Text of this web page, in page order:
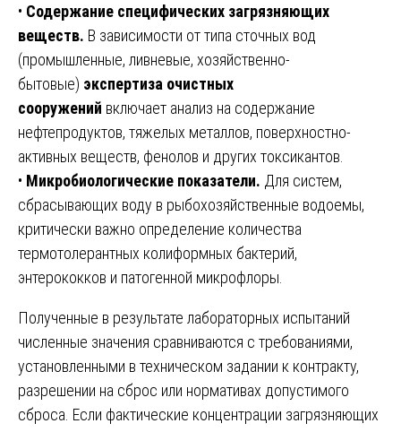
• Содержание специфических загрязняющих
веществ. В зависимости от типа сточных вод
(промышленные, ливневые, хозяйственно-
бытовые) экспертиза очистных
сооружений включает анализ на содержание
нефтепродуктов, тяжелых металлов, поверхностно-
активных веществ, фенолов и других токсикантов.
• Микробиологические показатели. Для систем,
сбрасывающих воду в рыбохозяйственные водоемы,
критически важно определение количества
термотолерантных колиформных бактерий,
энтерококков и патогенной микрофлоры.
Полученные в результате лабораторных испытаний
численные значения сравниваются с требованиями,
установленными в техническом задании к контракту,
разрешении на сброс или нормативах допустимого
сброса. Если фактические концентрации загрязняющих